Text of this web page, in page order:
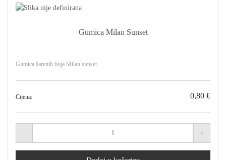
Gumica Milan Sunset
Gumica šarenih boja Milan sunset
Cijena: 0,80 €